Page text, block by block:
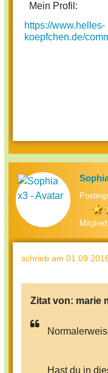
Mein Profil:
https://www.helles-
koepfchen.de/
schrieb am
Zitat von: marie
Hast du in